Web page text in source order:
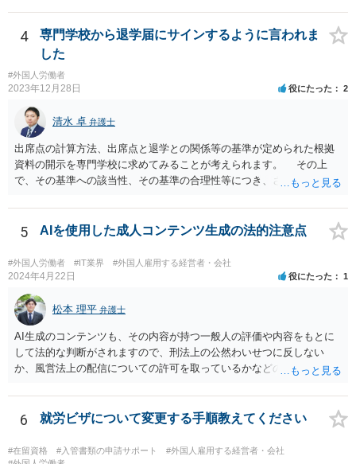
4
専門学校から退学届にサインするように言われま
した
#外国人労働者
2023年12月28日 役にたった 2
清水 卓 弁護士
出席点の計算方法、出席点と退学との関係等の基準が定められた根拠
資料の開示を専門学校に求めてみることが考えられます。 その上
で、その基準への該当性、その基準の合理性等につき、さらなる精査
引に退学処分にした場合には、裁判等で退学処分の有効性を争うこと
が考えられます。
5 AIを使用した成人コンテンツ生成の法的注意点
#外国人労働者 #IT業界 #外国人雇用する経営者・会社
2024年4月22日 役にたった 1
松本 理平 弁護士
AI生成のコンテンツも、その内容が持つ一般人の評価や内容をもとに
して法的な判断がされますので、刑法上の公然わいせつに反しない
か、風営法上の配信についての許可を取っているかなどの検討が必要
うかの問題も生じます。
6 就労ビザについて変更する手順教えてください
#在留資格 #入管書類の申請サポート
#外国人雇用する経営者・会社